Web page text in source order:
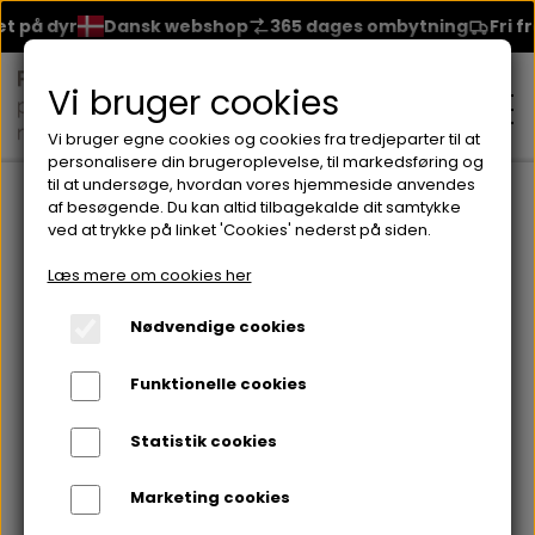
på dyr Dansk webshop 365 dages ombytning Fri
MAKEUP
ANSIGT
FOUNDATION
BLUSH
BRYN
GEL
ØJNE
HUDPLEJE
ØJENCREME
HÅRPLEJE
SHAMPOO
Forside Brands Seventeen Neglelakker fra Seventeen
Vi bruger cookies
Vi bruger egne cookies og cookies fra tredjeparter til at
personalisere din brugeroplevelse, til markedsføring og
til at undersøge, hvordan vores hjemmeside anvendes
af besøgende. Du kan altid tilbagekalde dit samtykke
ved at trykke på linket 'Cookies' nederst på siden.
Læs mere om cookies her
Nødvendige cookies
Funktionelle cookies
Statistik cookies
Marketing cookies